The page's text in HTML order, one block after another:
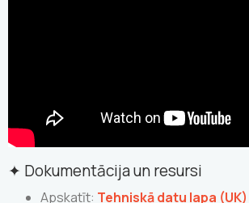
✦ Dokumentācija un resursi
Apskatīt: Tehniskā datu lapa (UK)